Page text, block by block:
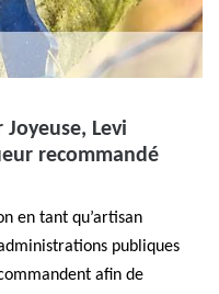
Levi
recommandé
en tant qu’artisan
publiques
afin de